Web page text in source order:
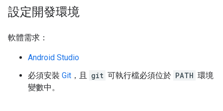
設定開發環境
軟體需求：
Android Studio
必須安裝 Git ，且 git 可執行檔必須位於 PATH 環境
變數中。